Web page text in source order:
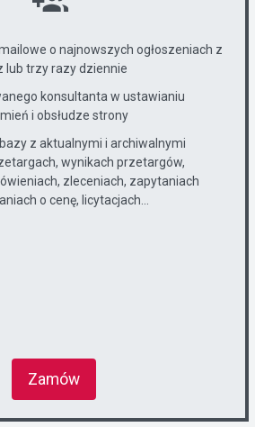
o najnowszych ogłoszeniach z
lub trzy razy dziennie
konsultanta w ustawianiu
i obsłudze strony
z aktualnymi i archiwalnymi
wynikach przetargów,
zleceniach, zapytaniach
o cenę, licytacjach...
Zamów